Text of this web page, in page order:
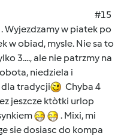
#15
. Wyjezdzamy w piatek po
w obiad, mysle. Nie sa to
3...., ale nie patrzmy na
niedziela i
dla tradycji
Chyba 4
jeszcze ktòtki urlop
. Mixi, mi
sie dosiasc do kompa